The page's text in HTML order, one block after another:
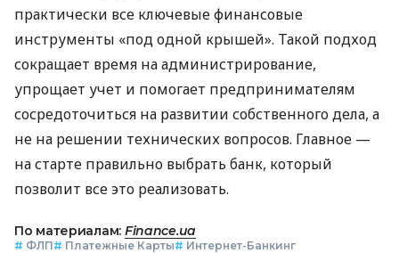
практически все ключевые финансовые
инструменты «под одной крышей». Такой подход
сокращает время на администрирование,
упрощает учет и помогает предпринимателям
сосредоточиться на развитии собственного дела, а
не на решении технических вопросов. Главное —
на старте правильно выбрать банк, который
позволит все это реализовать.
По материалам: Finance.ua
# ФЛП# Платежные Карты# Интернет-Банкинг